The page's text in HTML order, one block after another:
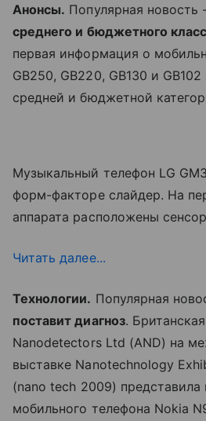
Анонсы. Популярная новость -
среднего и бюджетного
первая информация о
GB250, GB220, GB130 и
средней и бюджетной
Музыкальный телефон LG
форм-факторе слайдер. На
аппарата расположены
Читать далее...
Технологии. Популярная
поставит диагноз.
Nanodetectors Ltd (AND) на
выставке Nanotechnology
(nano tech 2009) представила
мобильного телефона Nokia